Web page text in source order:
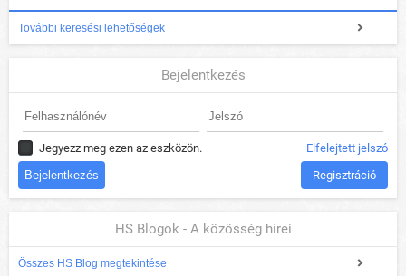
További keresési lehetőségek
Bejelentkezés
Jegyezz meg ezen az eszközön. Elfelejtett jelszó
Regisztráció
HS Blogok - A közösség hírei
Összes HS Blog megtekintése